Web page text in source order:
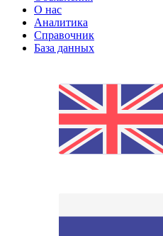
О нас
Аналитика
Справочник
База данных